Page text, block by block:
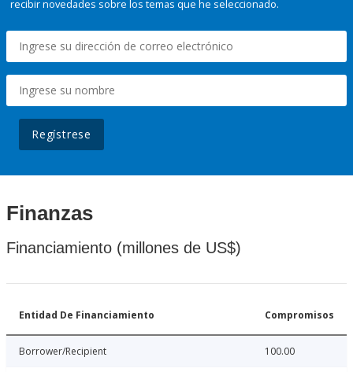
recibir novedades sobre los temas que he seleccionado.
Regístrese
Finanzas
Financiamiento (millones de US$)
Entidad De Financiamiento Compromisos
Borrower/Recipient 100.00